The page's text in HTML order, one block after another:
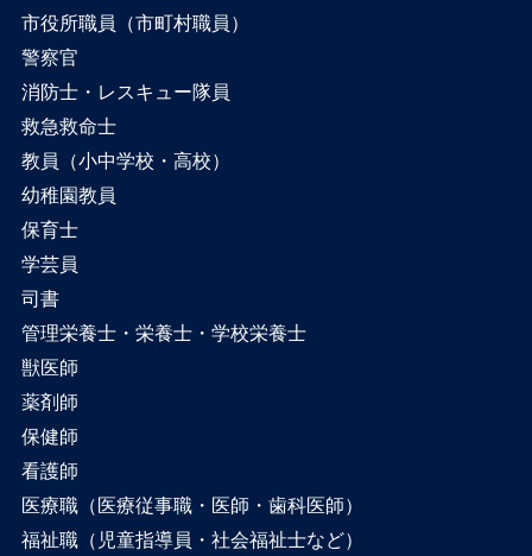
市役所職員（市町村職員）
警察官
消防士・レスキュー隊員
救急救命士
教員（小中学校・高校）
幼稚園教員
保育士
学芸員
司書
管理栄養士・栄養士・学校栄養士
獣医師
薬剤師
保健師
看護師
医療職（医療従事職・医師・歯科医師）
福祉職（児童指導員・社会福祉士など）